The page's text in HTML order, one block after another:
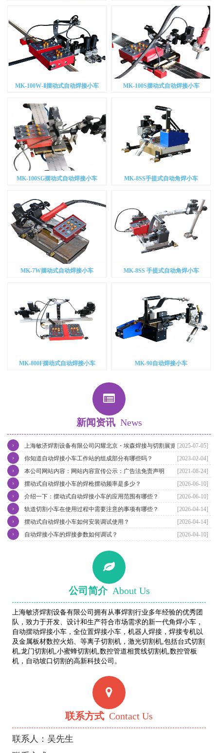
MK-100W-Ⅱ摆动式自动焊接小车 MK-100S摆动式自动焊接小车
MK-100SG摆动式自动焊接小车 MK-8SS手提式自动角焊小车
MK-7W摆动式自动焊接小车 MK-8SS 手提式自动角焊小车
MK-800F摆动式自动焊接小车 MK-90自动焊接小车
新闻资讯 News
[2025-07-05]
上海敏济焊割设备有限公司闪耀北京・埃森焊接与切割展览会
›
[2023-02-04]
你知道自动焊接小车工作站的组成部分有哪些吗？
›
[2021-08-24]
本公司网站内容：网站内容宣传公示：广告法免责声明
›
[2026-06-10]
摆动式自动焊接小车的焊枪摆动频率是多少？
›
[2026-06-10]
介绍一下：摆动式自动焊接小车的应用范围有哪些？
›
[2026-04-14]
轨道切割小车在使用过程中需要注意的事项有哪些？
›
[2026-04-14]
摆动式自动焊接小车如何安装调试使用？
›
[2026-04-10]
自动焊接小车的焊接参数如何调试？
›
公司简介 About Us
上海敏济焊割设备有限公司拥有从事焊割行业多年经验的优秀团
队，致力于开发、设计和生产符合市场需求的新一代角焊小车，
自动摆动焊接小车，全位置焊接小车，机器人焊接，焊接专机以
及金属板材数控火焰、等离子切割机，激光切割机,包括台式切割
机,龙门切割机,小蜜蜂切割机,数控管道相贯线切割机,数控管板
机，自动坡口切割的高新科技公司。
联系方式 Contact Us
联系人：吴先生